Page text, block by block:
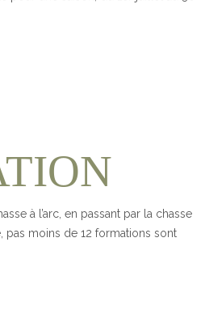
à l’arc, en passant par la chasse
pas moins de 12 formations sont